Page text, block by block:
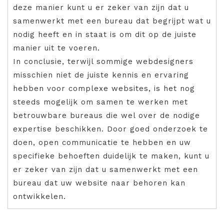
deze manier kunt u er zeker van zijn dat u
samenwerkt met een bureau dat begrijpt wat u
nodig heeft en in staat is om dit op de juiste
manier uit te voeren.
In conclusie, terwijl sommige webdesigners
misschien niet de juiste kennis en ervaring
hebben voor complexe websites, is het nog
steeds mogelijk om samen te werken met
betrouwbare bureaus die wel over de nodige
expertise beschikken. Door goed onderzoek te
doen, open communicatie te hebben en uw
specifieke behoeften duidelijk te maken, kunt u
er zeker van zijn dat u samenwerkt met een
bureau dat uw website naar behoren kan
ontwikkelen.